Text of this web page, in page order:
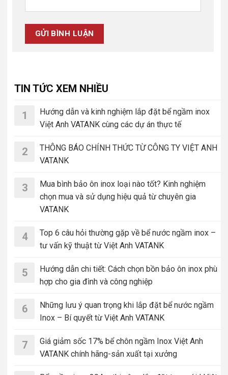
TIN TỨC XEM NHIỀU
1
Hướng dẫn và kinh nghiệm lắp đặt bể ngầm inox
Việt Anh VATANK cùng các dự án thực tế
2
THÔNG BÁO CHÍNH THỨC TỪ CÔNG TY VIỆT ANH
VATANK
3
Mua bình bảo ôn inox loại nào tốt? Kinh nghiệm
chọn mua và sử dụng hiệu quả từ chuyên gia
VATANK
4
Top 6 câu hỏi thường gặp về bể nước ngầm inox –
tư vấn kỹ thuật từ Việt Anh VATANK
5
Hướng dẫn chi tiết: Cách chọn bồn bảo ôn inox phù
hợp cho gia đình và công nghiệp
6
Những lưu ý quan trọng khi lắp đặt bể nước ngầm
Inox – Bí quyết từ Việt Anh VATANK
7
Giá giảm sốc 17% bể chôn ngầm Inox Việt Anh
VATANK chính hãng-sản xuất tại xưởng